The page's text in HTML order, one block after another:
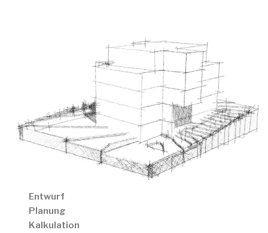
Entwurf
Planung
Kalkulation